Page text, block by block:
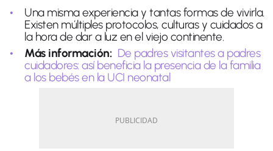
Una misma experiencia y tantas formas de vivirla.
Existen múltiples protocolos, culturas y cuidados a
la hora de dar a luz en el viejo continente.
Más información: De padres visitantes a padres
cuidadores: así beneficia la presencia de la familia
a los bebés en la UCI neonatal